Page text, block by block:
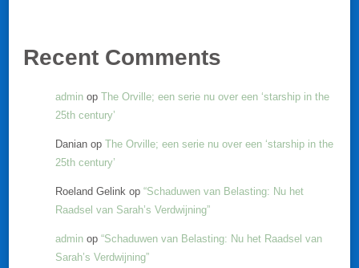
Recent Comments
admin op The Orville; een serie nu over een ‘starship in the
25th century’
Danian op The Orville; een serie nu over een ‘starship in the
25th century’
Roeland Gelink op “Schaduwen van Belasting: Nu het
Raadsel van Sarah’s Verdwijning”
admin op “Schaduwen van Belasting: Nu het Raadsel van
Sarah’s Verdwijning”